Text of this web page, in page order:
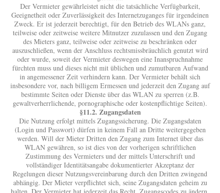
Der Vermieter gewährleistet nicht die tatsächliche Verfügbarkeit,
Geeignetheit oder Zuverlässigkeit des Internetzuganges für irgendeinen
Zweck. Er ist jederzeit berechtigt, für den Betrieb des WLANs ganz,
teilweise oder zeitweise weitere Mitnutzer zuzulassen und den Zugang
des Mieters ganz, teilweise oder zeitweise zu beschränken oder
auszuschließen, wenn der Anschluss rechtsmissbräuchlich genutzt wird
oder wurde, soweit der Vermieter deswegen eine Inanspruchnahme
fürchten muss und dieses nicht mit üblichen und zumutbaren Aufwand
in angemessener Zeit verhindern kann. Der Vermieter behält sich
insbesondere vor, nach billigem Ermessen und jederzeit den Zugang auf
bestimmte Seiten oder Dienste über das WLAN zu sperren (z.B.
gewaltverherrlichende, pornographische oder kostenpflichtige Seiten).
§11.2. Zugangsdaten
Die Nutzung erfolgt mittels Zugangssicherung. Die Zugangsdaten
(Login und Passwort) dürfen in keinem Fall an Dritte weitergegeben
werden. Will der Mieter Dritten den Zugang zum Internet über das
WLAN gewähren, so ist dies von der vorherigen schriftlichen
Zustimmung des Vermieters und der mittels Unterschrift und
vollständiger Identitätsangabe dokumentierter Akzeptanz der
Regelungen dieser Nutzungsvereinbarung durch den Dritten zwingend
abhängig. Der Mieter verpflichtet sich, seine Zugangsdaten geheim zu